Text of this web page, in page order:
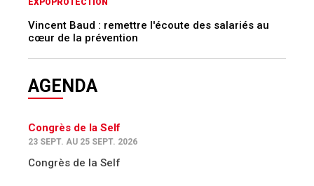
Vincent Baud : remettre l'écoute des salariés au
cœur de la prévention
AGENDA
Congrès de la Self
23 SEPT. AU 25 SEPT. 2026
Congrès de la Self